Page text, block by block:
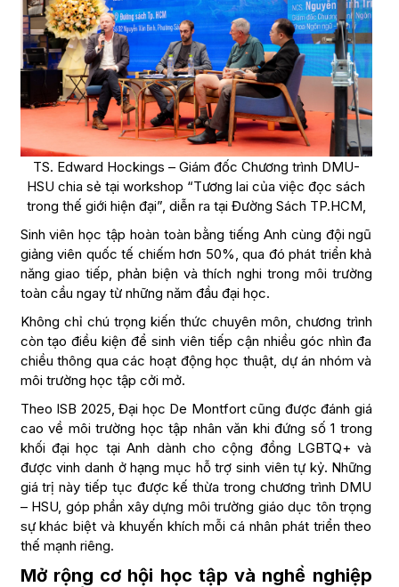
TS. Edward Hockings – Giám đốc Chương trình DMU-
HSU chia sẻ tại workshop “Tương lai của việc đọc sách
trong thế giới hiện đại”, diễn ra tại Đường Sách TP.HCM,
Sinh viên học tập hoàn toàn bằng tiếng Anh cùng đội ngũ
giảng viên quốc tế chiếm hơn 50%, qua đó phát triển khả
năng giao tiếp, phản biện và thích nghi trong môi trường
toàn cầu ngay từ những năm đầu đại học.
Không chỉ chú trọng kiến thức chuyên môn, chương trình
còn tạo điều kiện để sinh viên tiếp cận nhiều góc nhìn đa
chiều thông qua các hoạt động học thuật, dự án nhóm và
môi trường học tập cởi mở.
Theo ISB 2025, Đại học De Montfort cũng được đánh giá
cao về môi trường học tập nhân văn khi đứng số 1 trong
khối đại học tại Anh dành cho cộng đồng LGBTQ+ và
được vinh danh ở hạng mục hỗ trợ sinh viên tự kỷ. Những
giá trị này tiếp tục được kế thừa trong chương trình DMU
– HSU, góp phần xây dựng môi trường giáo dục tôn trọng
sự khác biệt và khuyến khích mỗi cá nhân phát triển theo
thế mạnh riêng.
Mở rộng cơ hội học tập và nghề nghiệp